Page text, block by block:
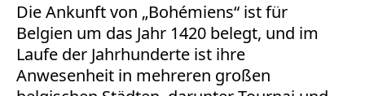
Die Ankunft von „Bohémiens“ ist für
Belgien um das Jahr 1420 belegt, und im
Laufe der Jahrhunderte ist ihre
Anwesenheit in mehreren großen